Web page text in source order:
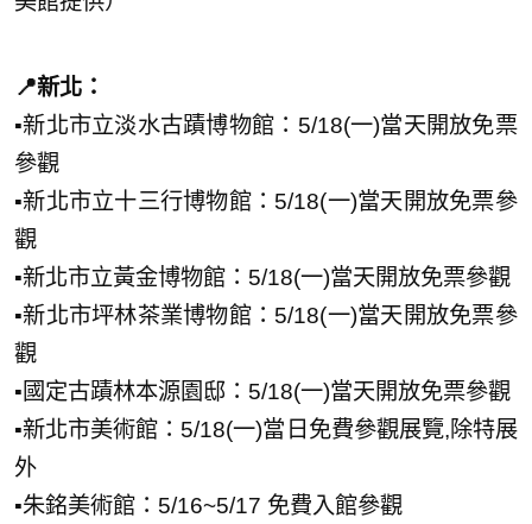
📍新北：
▪️新北市立淡水古蹟博物館：5/18(一)當天開放免票
參觀
▪️新北市立十三行博物館：5/18(一)當天開放免票參
觀
▪️新北市立黃金博物館：5/18(一)當天開放免票參觀
▪️新北市坪林茶業博物館：5/18(一)當天開放免票參
觀
▪️國定古蹟林本源園邸：5/18(一)當天開放免票參觀
▪️新北市美術館：5/18(一)當日免費參觀展覽,除特展
外
▪️朱銘美術館：5/16~5/17 免費入館參觀